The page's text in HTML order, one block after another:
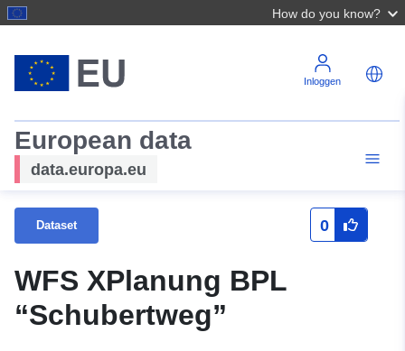
How do you know?
Inloggen
European data
data.europa.eu
Dataset 0
WFS XPlanung BPL
“Schubertweg”